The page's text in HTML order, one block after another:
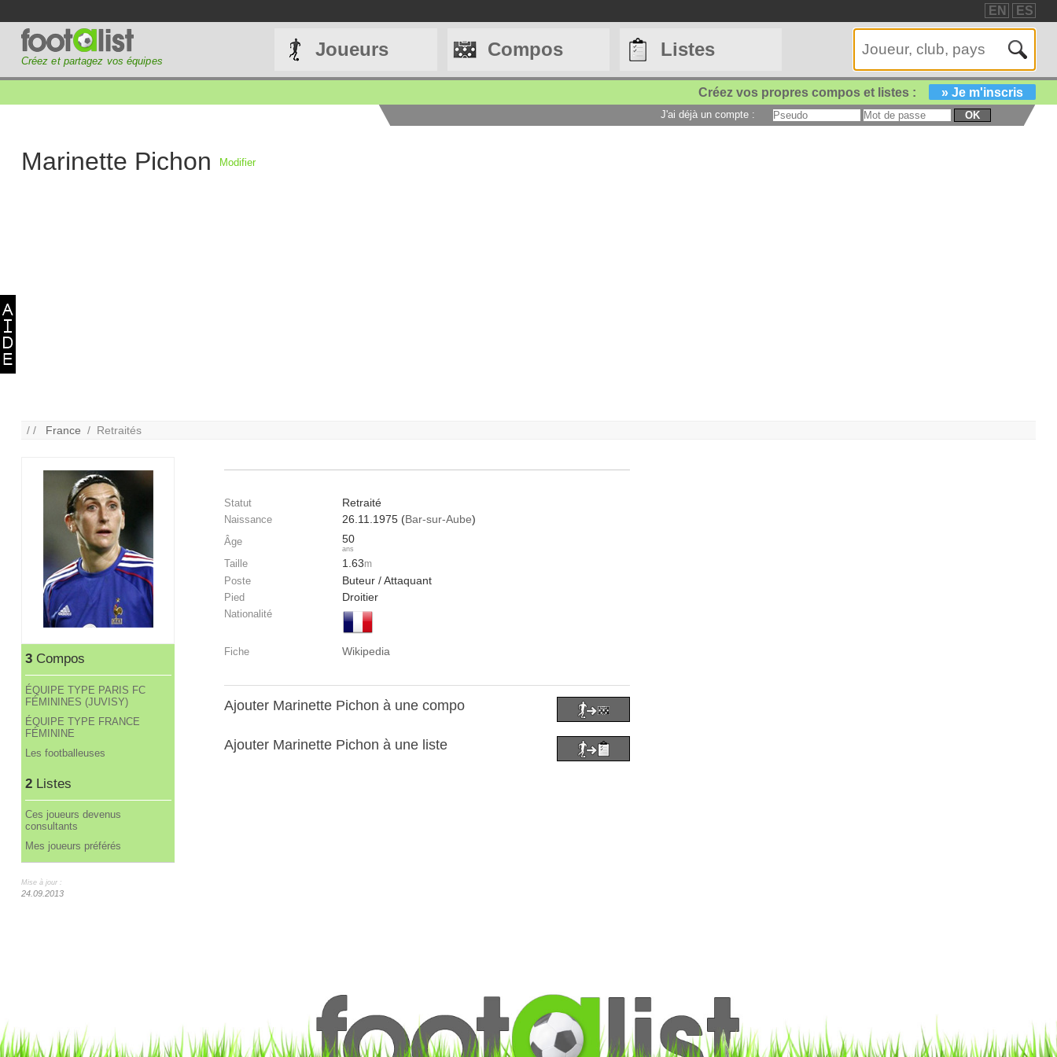
EN ES
Créez et partagez vos équipes
Joueurs Compos Listes
Créez vos propres compos et listes : » Je m'inscris
J'ai déjà un compte : OK
Marinette Pichon Modifier
/ / France / Retraités
3Compos
ÉQUIPE TYPE PARIS FC
FÉMININES (JUVISY)
ÉQUIPE TYPE FRANCE
FÉMININE
Les footballeuses
2Listes
Ces joueurs devenus
consultants
Mes joueurs préférés
Mise à jour :
24.09.2013
Statut Retraité
Naissance 26.11.1975 (Bar-sur-Aube)
Âge 50
ans
Taille 1.63m
Poste Buteur / Attaquant
Pied Droitier
Nationalité
Fiche Wikipedia
Ajouter Marinette Pichon à une compo
Ajouter Marinette Pichon à une liste